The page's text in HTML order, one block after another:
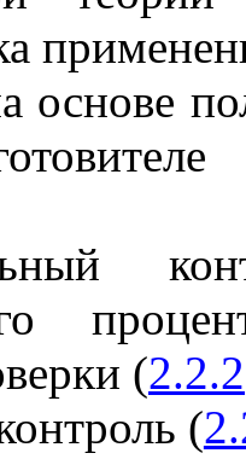
основе
(2.2.2
(